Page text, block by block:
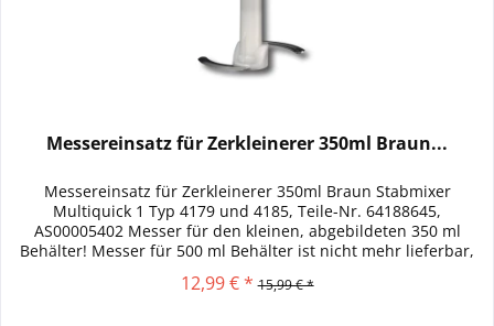
Messereinsatz für Zerkleinerer 350ml Braun...
Messereinsatz für Zerkleinerer 350ml Braun Stabmixer
Multiquick 1 Typ 4179 und 4185, Teile-Nr. 64188645,
AS00005402 Messer für den kleinen, abgebildeten 350 ml
Behälter! Messer für 500 ml Behälter ist nicht mehr lieferbar,
12,99 € * 15,99 € *